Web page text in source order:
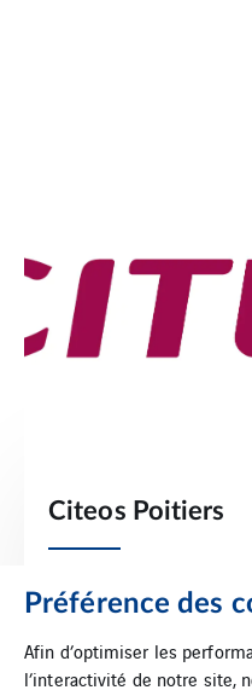
Citeos Poitiers
En savoir plus
Préférence des
Afin d’optimiser les
l’interactivité de notre site,